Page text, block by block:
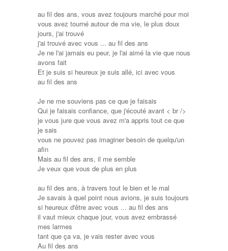
au fil des ans, vous avez toujours marché pour moi
vous avez tourné autour de ma vie, le plus doux
jours, j'ai trouvé
j'ai trouvé avec vous ... au fil des ans
Je ne l'ai jamais eu peur, je l'ai aimé la vie que nous
avons fait
Et je suis si heureux je suis allé, ici avec vous
au fil des ans
Je ne me souviens pas ce que je faisais
Qui je faisais confiance, que j'écouté avant < br />
je vous jure que vous avez m'a appris tout ce que
je sais
vous ne pouvez pas imaginer besoin de quelqu'un
afin
Mais au fil des ans, il me semble
Je veux que vous de plus en plus
au fil des ans, à travers tout le bien et le mal
Je savais à quel point nous avions, je suis toujours
si heureux d'être avec vous ... au fil des ans
il vaut mieux chaque jour, vous avez embrassé
mes larmes
tant que ça va, je vais rester avec vous
Au fil des ans